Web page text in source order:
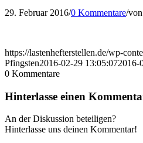
29. Februar 2016/0 Kommentare/von
https://lastenhefterstellen.de/wp-
Pfingsten2016-02-29 13:05:072016-
0 Kommentare
Hinterlasse einen
An der Diskussion beteiligen?
Hinterlasse uns deinen Kommentar!